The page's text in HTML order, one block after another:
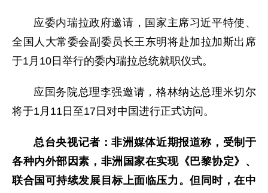
应委内瑞拉政府邀请，国家主席习近平特使、
全国人大常委会副委员长王东明将赴加拉加斯出席
于1月10日举行的委内瑞拉总统就职仪式。
应国务院总理李强邀请，格林纳达总理米切尔
将于1月11日至17日对中国进行正式访问。
总台央视记者：非洲媒体近期报道称，受制于
各种内外部因素，非洲国家在实现《巴黎协定》、
联合国可持续发展目标上面临压力。但同时，在中